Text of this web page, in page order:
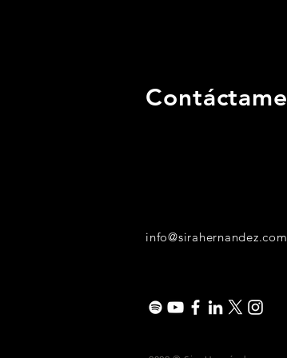
Contáctame
info@sirahernandez.com